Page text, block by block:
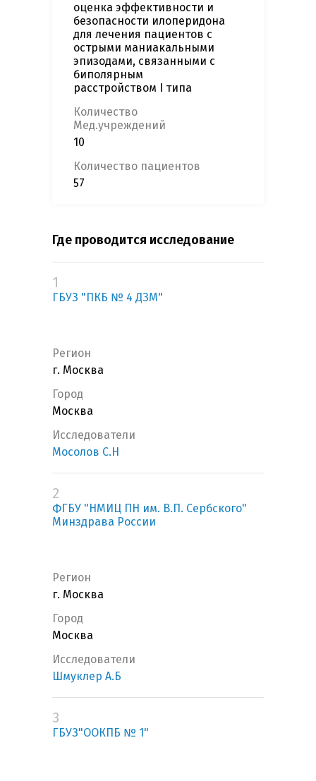
оценка эффективности и
безопасности илоперидона
для лечения пациентов с
острыми маниакальными
эпизодами, связанными с
биполярным
расстройством I типа
Количество
Мед.учреждений
10
Количество пациентов
57
Где проводится исследование
1
ГБУЗ "ПКБ № 4 ДЗМ"
Регион
г. Москва
Город
Москва
Исследователи
Мосолов С.Н
2
ФГБУ "НМИЦ ПН им. В.П. Сербского"
Минздрава России
Регион
г. Москва
Город
Москва
Исследователи
Шмуклер А.Б
3
ГБУЗ"ООКПБ № 1"